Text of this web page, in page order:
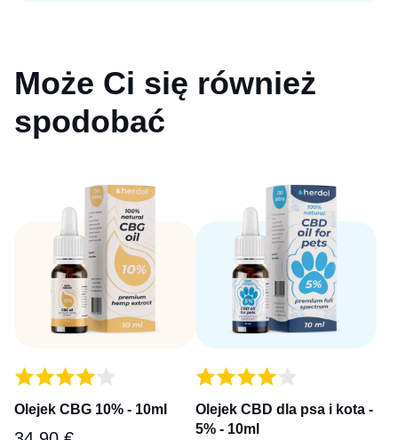
Może Ci się również
spodobać
Olejek CBG 10% - 10ml
Olejek CBD dla psa i kota -
5% - 10ml